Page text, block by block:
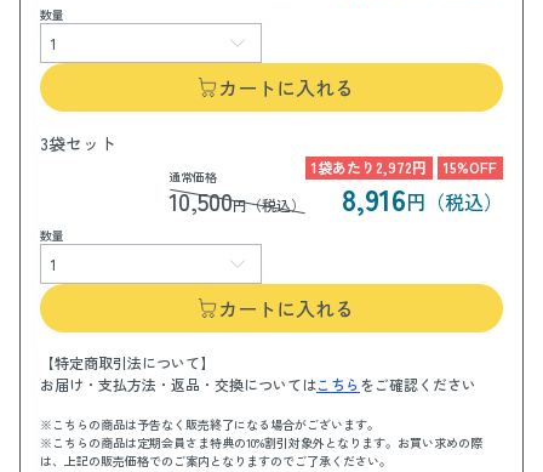
数量
カートに入れる
3袋セット
通常価格
10,500円（税込）
1袋あたり2,972円 15%OFF
8,916円（税込）
数量
カートに入れる
【特定商取引法について】
お届け・支払方法・返品・交換についてはこちらをご確認ください
※こちらの商品は予告なく販売終了になる場合がございます。
※こちらの商品は定期会員さま特典の10%割引対象外となります。お買い求めの際
は、上記の販売価格でのご案内となりますのでご了承ください。